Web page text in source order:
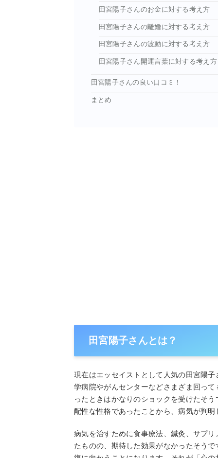
田宮陽子さんのお金に対する考え方
田宮陽子さんの離婚に対する考え方
田宮陽子さんの波動に対する考え方
田宮陽子さん開運言葉に対する考え方
田宮陽子さんの良い口コミ！
まとめ
田宮陽子さんとは？
現在はエッセイストとして人気の田宮陽
学病院やがんセンターなどさまざま回っ
ったときはかなりのショックを受けたそ
配性な性格であったことから、病気が判
病気を治すために食事療法、鍼灸、サプ
たものの、期待した効果がなかったそう